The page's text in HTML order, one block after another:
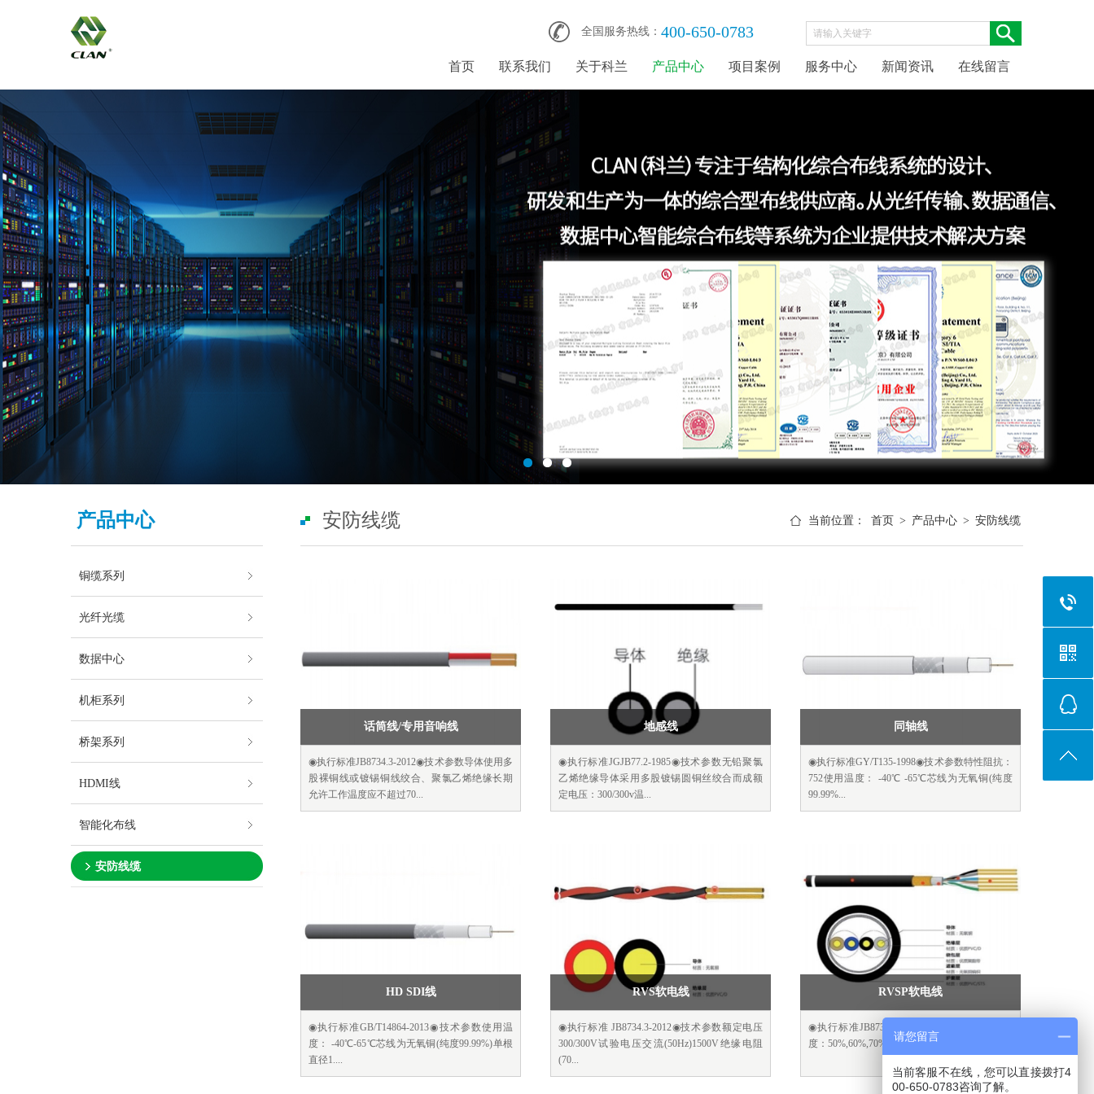
全国服务热线： 400-650-0783
首页 联系我们 关于科兰 产品中心 项目案例 服务中心 新闻资讯 在线留言
产品中心
铜缆系列
光纤光缆
数据中心
机柜系列
桥架系列
HDMI线
智能化布线
安防线缆
当前位置： 首页 > 产品中心 > 安防线缆
安防线缆
话筒线/专用音响线
◉执行标准JB8734.3-2012◉技术参数导体使用多
股裸铜线或镀锡铜线绞合、聚氯乙烯绝缘长期
允许工作温度应不超过70...
地感线
◉执行标准JGJB77.2-1985◉技术参数无铅聚氯
乙烯绝缘导体采用多股镀锡圆铜丝绞合而成额
定电压：300/300v温...
同轴线
◉执行标准GY/T135-1998◉技术参数特性阻抗：
752使用温度： -40℃ -65℃芯线为无氧铜(纯度
99.99%...
HD SDI线
◉执行标准GB/T14864-2013◉技术参数使用温
度： -40℃-65℃芯线为无氧铜(纯度99.99%)单根
直径1....
RVS软电线
◉执行标准 JB8734.3-2012◉技术参数额定电压
300/300V试验电压交流(50Hz)1500V绝缘电阻
(70...
RVSP软电线
◉执行标准JB8734.3-2012◉技 术 参 数编织密
度：50%,60%,70%,80%,90%,95%额定电压30...
请您留言
当前客服不在线，您可以直接拨打4
00-650-0783咨询了解。